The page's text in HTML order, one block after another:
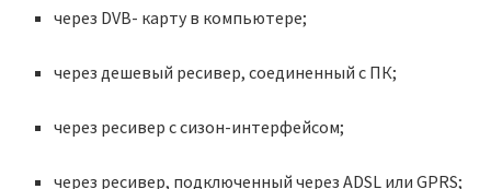
через DVB- карту в компьютере;
через дешевый ресивер, соединенный с ПК;
через ресивер с сизон-интерфейсом;
через ресивер, подключенный через ADSL или GPRS;